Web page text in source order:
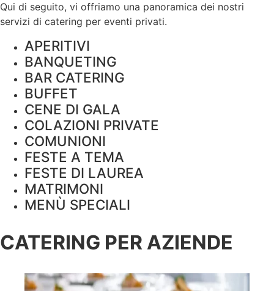
Qui di seguito, vi offriamo una panoramica dei nostri
servizi di catering per eventi privati.
APERITIVI
BANQUETING
BAR CATERING
BUFFET
CENE DI GALA
COLAZIONI PRIVATE
COMUNIONI
FESTE A TEMA
FESTE DI LAUREA
MATRIMONI
MENÙ SPECIALI
CATERING PER AZIENDE